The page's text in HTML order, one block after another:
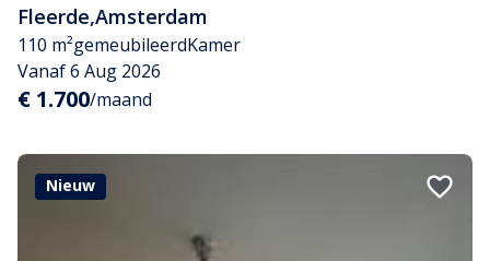
Fleerde,Amsterdam
110 m²gemeubileerdKamer
Vanaf 6 Aug 2026
€ 1.700/maand
Nieuw